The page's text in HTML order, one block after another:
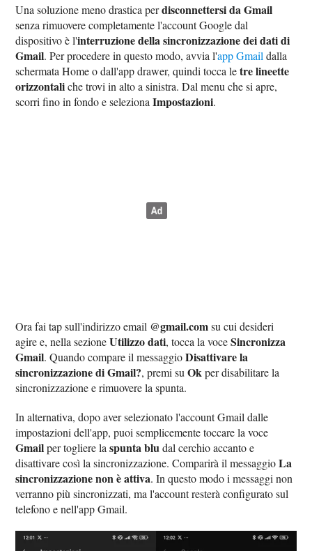
Una soluzione meno drastica perdisconnettersi da Gmail
senza rimuovere completamente l'account Google dal
dispositivo è l'interruzione della sincronizzazione dei dati di
Gmail. Per procedere in questo modo, avvia l'app Gmail dalla
schermata Home o dall'app drawer, quindi tocca letre lineette
orizzontaliche trovi in alto a sinistra. Dal menu che si apre,
scorri fino in fondo e selezionaImpostazioni.
Ora fai tap sull'indirizzo email @gmail.comsu cui desideri
agire e, nella sezioneUtilizzo dati, tocca la voceSincronizza
Gmail. Quando compare il messaggioDisattivare la
sincronizzazione di Gmail?, premi suOk per disabilitare la
sincronizzazione e rimuovere la spunta.
In alternativa, dopo aver selezionato l'account Gmail dalle
impostazioni dell'app, puoi semplicemente toccare la voce
Gmailper togliere laspunta blu dal cerchio accanto e
disattivare così la sincronizzazione. Comparirà il messaggioLa
sincronizzazione non è attiva. In questo modo i messaggi non
verranno più sincronizzati, ma l'account resterà configurato sul
telefono e nell'app Gmail.